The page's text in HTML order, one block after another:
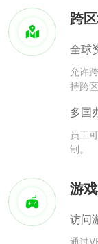
跨
全球
允许
持跨
多国
员工
制。
游
访问